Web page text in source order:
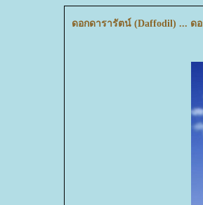
ดอกดารารัตน์ (Daffodil) ... ด